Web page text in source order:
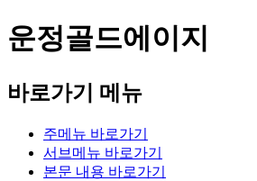
운정골드에이지
바로가기 메뉴
주메뉴 바로가기
서브메뉴 바로가기
본문 내용 바로가기